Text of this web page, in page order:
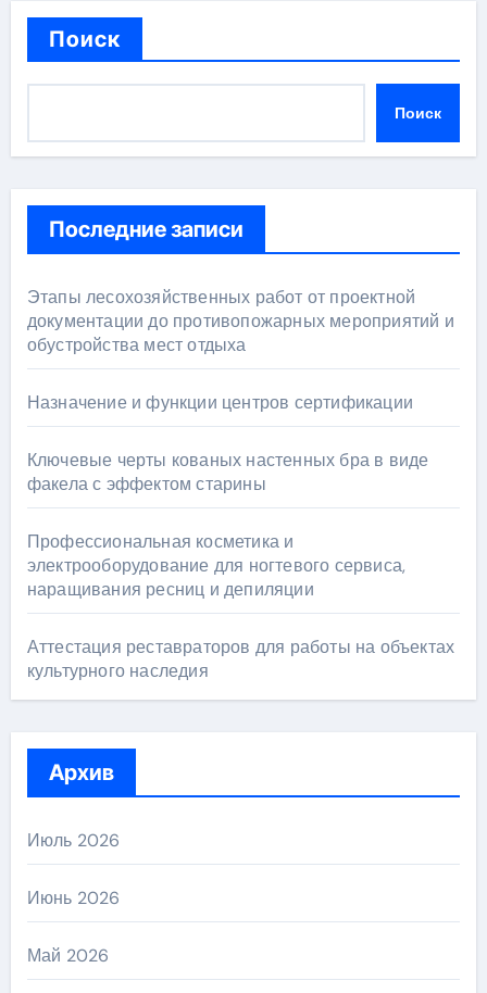
Поиск
Поиск
Последние записи
Этапы лесохозяйственных работ от проектной
документации до противопожарных мероприятий и
обустройства мест отдыха
Назначение и функции центров сертификации
Ключевые черты кованых настенных бра в виде
факела с эффектом старины
Профессиональная косметика и
электрооборудование для ногтевого сервиса,
наращивания ресниц и депиляции
Аттестация реставраторов для работы на объектах
культурного наследия
Архив
Июль 2026
Июнь 2026
Май 2026